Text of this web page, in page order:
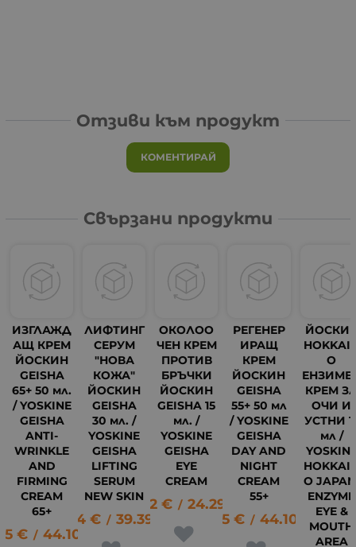
Отзиви към продукт
КОМЕНТИРАЙ
Свързани продукти
ИЗГЛАЖД
АЩ КРЕМ
ЙОСКИН
GEISHA
65+ 50 мл.
/ YOSKINE
GEISHA
ANTI-
WRINKLE
AND
FIRMING
CREAM
65+
€ / 44.10
ЛИФТИНГ
СЕРУМ
"НОВА
КОЖА"
ЙОСКИН
GEISHA
30 мл. /
YOSKINE
GEISHA
LIFTING
SERUM
NEW SKIN
20.14 € / 39.39
ОКОЛОО
ЧЕН КРЕМ
ПРОТИВ
БРЪЧКИ
ЙОСКИН
GEISHA 15
мл. /
YOSKINE
GEISHA
EYE
CREAM
12.42 € / 24.29 лв.
РЕГЕНЕР
ИРАЩ
КРЕМ
ЙОСКИН
GEISHA
55+ 50 мл
/ YOSKINE
GEISHA
DAY AND
NIGHT
CREAM
55+
22.55 € / 44.10 лв.
O
КРЕМ
ОЧИ И
УСТНИ
мл /
O
ENZYME
EYE &
MOUTH
AREA